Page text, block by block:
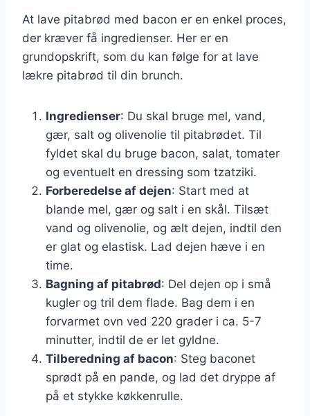
At lave pitabrød med bacon er en enkel proces,
der kræver få ingredienser. Her er en
grundopskrift, som du kan følge for at lave
lækre pitabrød til din brunch.
Ingredienser: Du skal bruge mel, vand,
gær, salt og olivenolie til pitabrødet. Til
fyldet skal du bruge bacon, salat, tomater
og eventuelt en dressing som tzatziki.
Forberedelse af dejen: Start med at
blande mel, gær og salt i en skål. Tilsæt
vand og olivenolie, og ælt dejen, indtil den
er glat og elastisk. Lad dejen hæve i en
time.
Bagning af pitabrød: Del dejen op i små
kugler og tril dem flade. Bag dem i en
forvarmet ovn ved 220 grader i ca. 5-7
minutter, indtil de er let gyldne.
Tilberedning af bacon: Steg baconet
sprødt på en pande, og lad det dryppe af
på et stykke køkkenrulle.